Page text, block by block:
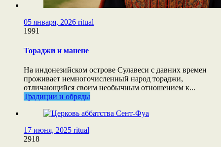
05 января, 2026 ritual
1991
Тораджи и манене
На индонезийском острове Сулавеси с давних времен
проживает немногочисленный народ тораджи,
отличающийся своим необычным отношением к...
Традиции и обряды
17 июня, 2025 ritual
2918